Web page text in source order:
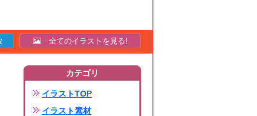
全てのイラストを見る!
カテゴリ
イラストTOP
イラスト素材